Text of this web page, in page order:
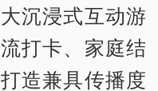
沉浸式互动游
打卡、家庭结
造兼具传播度